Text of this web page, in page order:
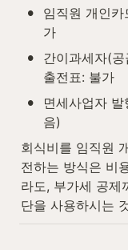
•
임직원 개인
가
•
간이과세자(
출전표: 불가
•
면세사업자
음)
회식비를 임직원
전하는 방식은 비
라도, 부가세 공제
단을 사용하시는